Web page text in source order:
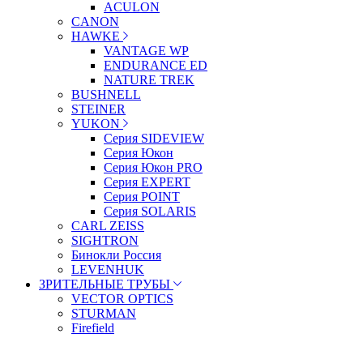
ACULON
CANON
HAWKE
VANTAGE WP
ENDURANCE ED
NATURE TREK
BUSHNELL
STEINER
YUKON
Серия SIDEVIEW
Серия Юкон
Серия Юкон PRO
Серия EXPERT
Серия POINT
Серия SOLARIS
CARL ZEISS
SIGHTRON
Бинокли Россия
LEVENHUK
ЗРИТЕЛЬНЫЕ ТРУБЫ
VECTOR OPTICS
STURMAN
Firefield